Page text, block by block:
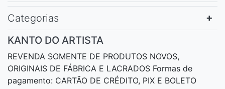
Categorias
KANTO DO ARTISTA
REVENDA SOMENTE DE PRODUTOS NOVOS,
ORIGINAIS DE FÁBRICA E LACRADOS Formas de
pagamento: CARTÃO DE CRÉDITO, PIX E BOLETO